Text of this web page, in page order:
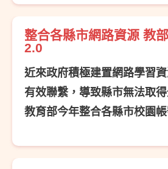
整合各縣市網路資源 教
2.0
近來政府積極建置網路學習
有效聯繫，導致縣市無法取
教育部今年整合各縣市校園